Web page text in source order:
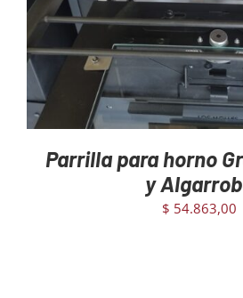
Parrilla para horno
y
$ 54.863,00